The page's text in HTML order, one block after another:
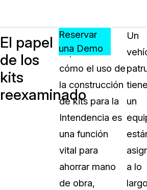
APRENDA,
CONECTE
Y
CREZCA
CASEGUARD
Preguntas Frecuentes
CaseGuard
Artículos
Redacte archivos de video con
Eventos
Reservar
una Demo
El papel
de los
kits
reexaminado
Hemos
explicado
cómo el uso de
la construcción
de kits para la
Intendencia es
una función
vital para
ahorrar mano
de obra,
Un
un
a lo